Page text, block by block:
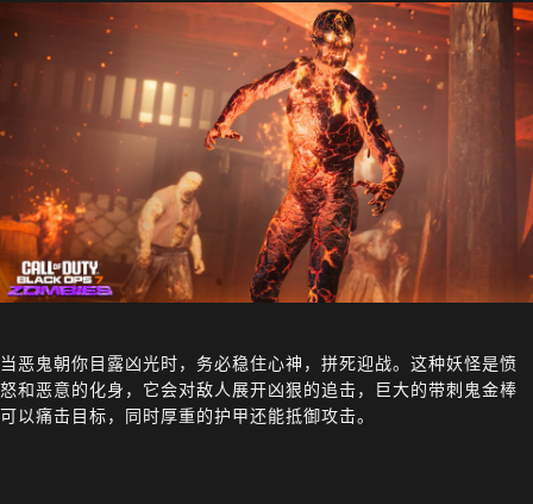
当恶鬼朝你目露凶光时，务必稳住心神，拼死迎战。这种妖怪是愤
怒和恶意的化身，它会对敌人展开凶狠的追击，巨大的带刺鬼金棒
可以痛击目标，同时厚重的护甲还能抵御攻击。